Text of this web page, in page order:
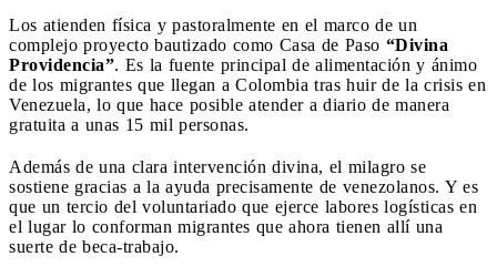
Los atienden física y pastoralmente en el marco de un
complejo proyecto bautizado como Casa de Paso “Divina
Providencia”. Es la fuente principal de alimentación y ánimo
de los migrantes que llegan a Colombia tras huir de la crisis en
Venezuela, lo que hace posible atender a diario de manera
gratuita a unas 15 mil personas.
Además de una clara intervención divina, el milagro se
sostiene gracias a la ayuda precisamente de venezolanos. Y es
que un tercio del voluntariado que ejerce labores logísticas en
el lugar lo conforman migrantes que ahora tienen allí una
suerte de beca-trabajo.